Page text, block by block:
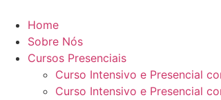
para
conteúdo
Home
Sobre Nós
Cursos Presenciais
Curso Intensivo e Presencial
Curso Intensivo e Presencial